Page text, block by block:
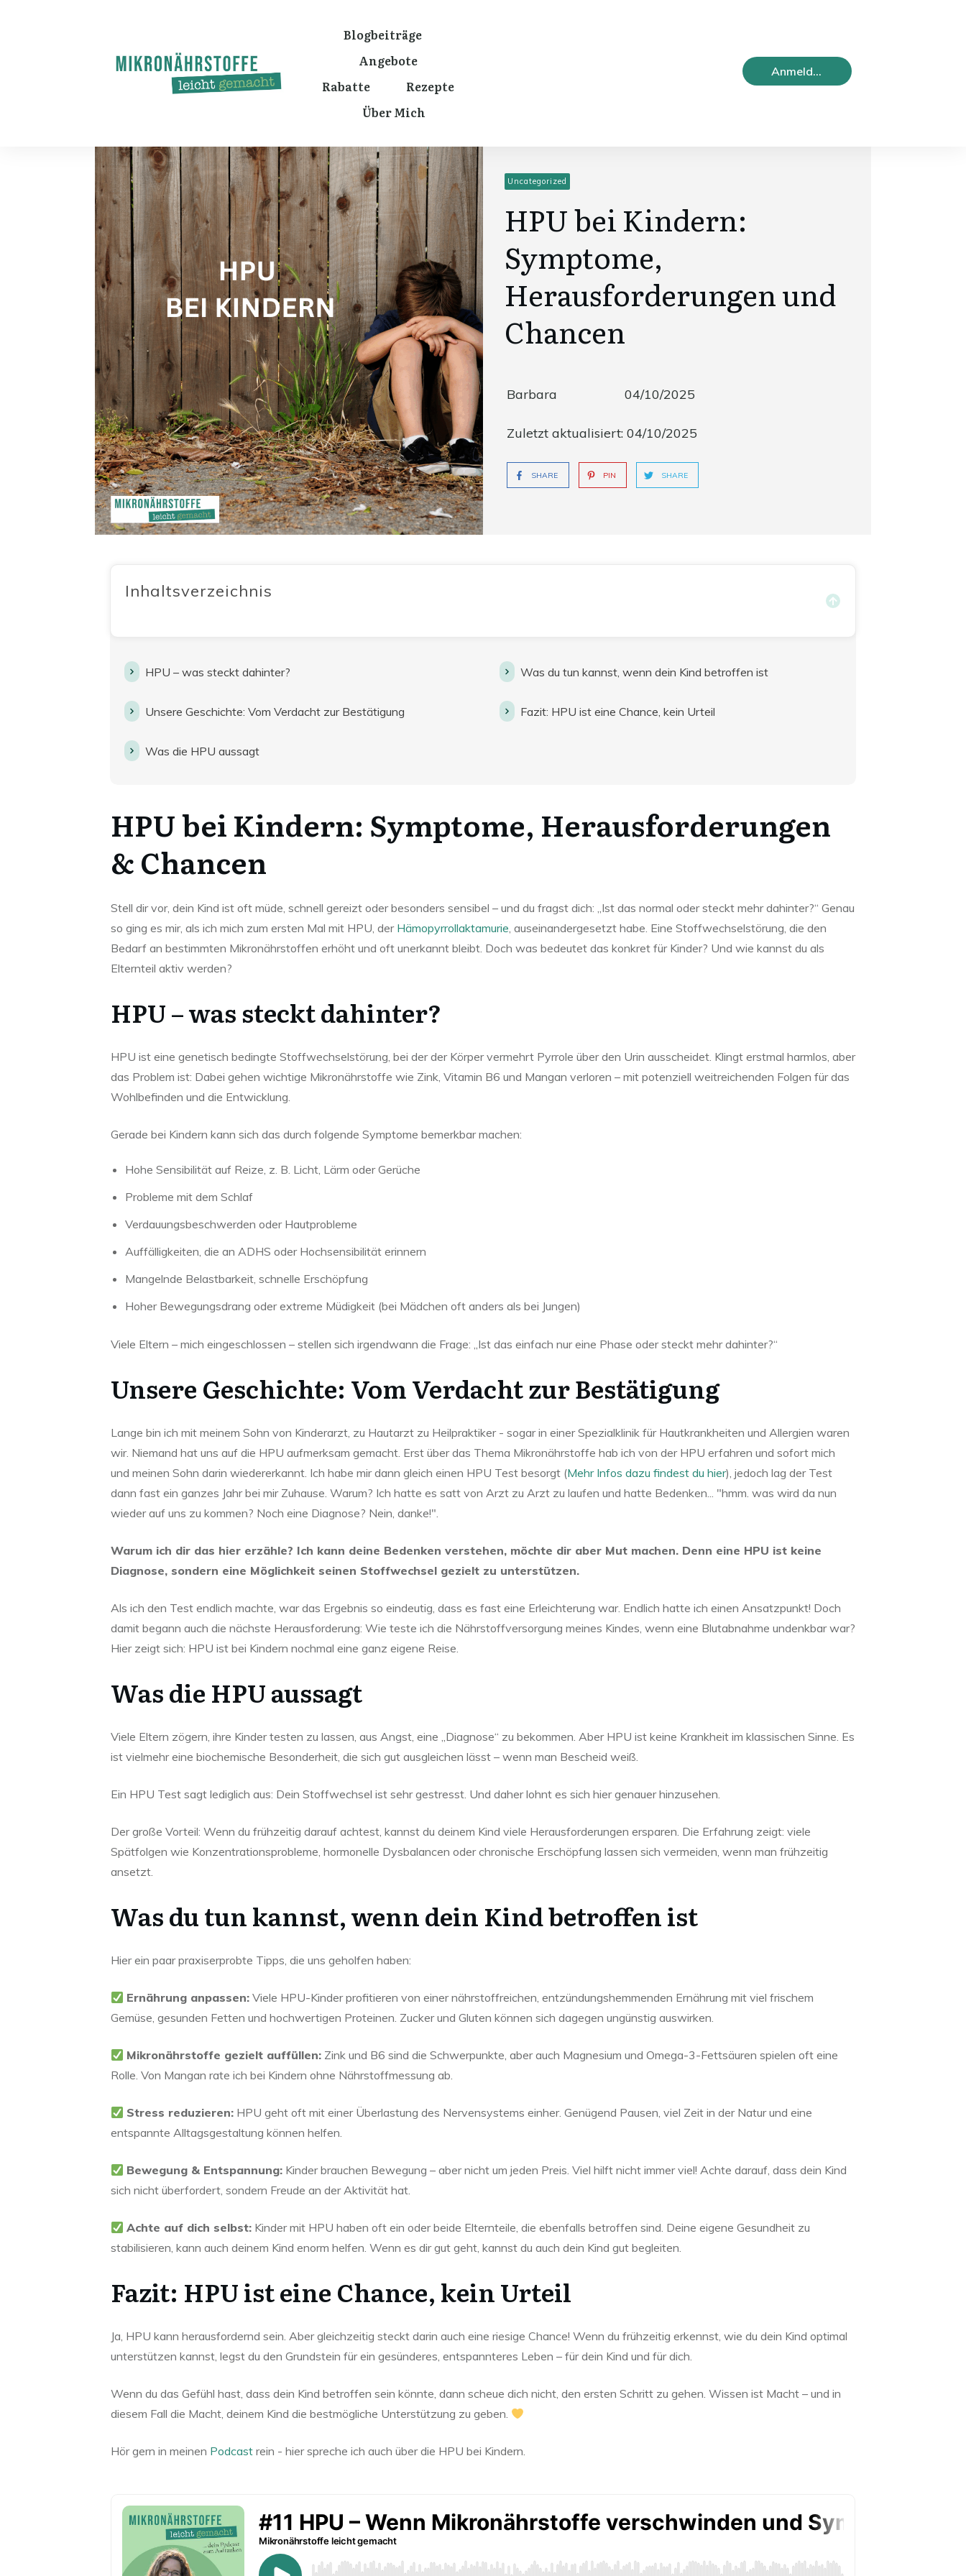
Blogbeiträge
Angebote
Rabatte
Rezepte
Über Mich
Anmelden
Uncategorized
HPU bei Kindern:
Symptome,
Herausforderungen und
Chancen
Barbara 04/10/2025
Zuletzt aktualisiert: 04/10/2025
SHARE PIN SHARE
Inhaltsverzeichnis
HPU – was steckt dahinter?
Unsere Geschichte: Vom Verdacht zur Bestätigung
Was die HPU aussagt
Was du tun kannst, wenn dein Kind betroffen ist
Fazit: HPU ist eine Chance, kein Urteil
HPU bei Kindern: Symptome, Herausforderungen
& Chancen
Stell dir vor, dein Kind ist oft müde, schnell gereizt oder besonders sensibel – und du fragst dich: „Ist das normal oder steckt mehr dahinter?“ Genau
so ging es mir, als ich mich zum ersten Mal mit HPU, der Hämopyrrollaktamurie, auseinandergesetzt habe. Eine Stoffwechselstörung, die den
Bedarf an bestimmten Mikronährstoffen erhöht und oft unerkannt bleibt. Doch was bedeutet das konkret für Kinder? Und wie kannst du als
Elternteil aktiv werden?
HPU – was steckt dahinter?
HPU ist eine genetisch bedingte Stoffwechselstörung, bei der der Körper vermehrt Pyrrole über den Urin ausscheidet. Klingt erstmal harmlos, aber
das Problem ist: Dabei gehen wichtige Mikronährstoffe wie Zink, Vitamin B6 und Mangan verloren – mit potenziell weitreichenden Folgen für das
Wohlbefinden und die Entwicklung.
Gerade bei Kindern kann sich das durch folgende Symptome bemerkbar machen:
Hohe Sensibilität auf Reize, z. B. Licht, Lärm oder Gerüche
Probleme mit dem Schlaf
Verdauungsbeschwerden oder Hautprobleme
Auffälligkeiten, die an ADHS oder Hochsensibilität erinnern
Mangelnde Belastbarkeit, schnelle Erschöpfung
Hoher Bewegungsdrang oder extreme Müdigkeit (bei Mädchen oft anders als bei Jungen)
Viele Eltern – mich eingeschlossen – stellen sich irgendwann die Frage: „Ist das einfach nur eine Phase oder steckt mehr dahinter?“
Unsere Geschichte: Vom Verdacht zur Bestätigung
Lange bin ich mit meinem Sohn von Kinderarzt, zu Hautarzt zu Heilpraktiker - sogar in einer Spezialklinik für Hautkrankheiten und Allergien waren
wir. Niemand hat uns auf die HPU aufmerksam gemacht. Erst über das Thema Mikronährstoffe hab ich von der HPU erfahren und sofort mich
und meinen Sohn darin wiedererkannt. Ich habe mir dann gleich einen HPU Test besorgt (Mehr Infos dazu findest du hier), jedoch lag der Test
dann fast ein ganzes Jahr bei mir Zuhause. Warum? Ich hatte es satt von Arzt zu Arzt zu laufen und hatte Bedenken... "hmm. was wird da nun
wieder auf uns zu kommen? Noch eine Diagnose? Nein, danke!".
Warum ich dir das hier erzähle? Ich kann deine Bedenken verstehen, möchte dir aber Mut machen. Denn eine HPU ist keine
Diagnose, sondern eine Möglichkeit seinen Stoffwechsel gezielt zu unterstützen.
Als ich den Test endlich machte, war das Ergebnis so eindeutig, dass es fast eine Erleichterung war. Endlich hatte ich einen Ansatzpunkt! Doch
damit begann auch die nächste Herausforderung: Wie teste ich die Nährstoffversorgung meines Kindes, wenn eine Blutabnahme undenkbar war?
Hier zeigt sich: HPU ist bei Kindern nochmal eine ganz eigene Reise.
Was die HPU aussagt
Viele Eltern zögern, ihre Kinder testen zu lassen, aus Angst, eine „Diagnose“ zu bekommen. Aber HPU ist keine Krankheit im klassischen Sinne. Es
ist vielmehr eine biochemische Besonderheit, die sich gut ausgleichen lässt – wenn man Bescheid weiß.
Ein HPU Test sagt lediglich aus: Dein Stoffwechsel ist sehr gestresst. Und daher lohnt es sich hier genauer hinzusehen.
Der große Vorteil: Wenn du frühzeitig darauf achtest, kannst du deinem Kind viele Herausforderungen ersparen. Die Erfahrung zeigt: viele
Spätfolgen wie Konzentrationsprobleme, hormonelle Dysbalancen oder chronische Erschöpfung lassen sich vermeiden, wenn man frühzeitig
ansetzt.
Was du tun kannst, wenn dein Kind betroffen ist
Hier ein paar praxiserprobte Tipps, die uns geholfen haben:
Ernährung anpassen: Viele HPU-Kinder profitieren von einer nährstoffreichen, entzündungshemmenden Ernährung mit viel frischem
Gemüse, gesunden Fetten und hochwertigen Proteinen. Zucker und Gluten können sich dagegen ungünstig auswirken.
Mikronährstoffe gezielt auffüllen: Zink und B6 sind die Schwerpunkte, aber auch Magnesium und Omega-3-Fettsäuren spielen oft eine
Rolle. Von Mangan rate ich bei Kindern ohne Nährstoffmessung ab.
Stress reduzieren: HPU geht oft mit einer Überlastung des Nervensystems einher. Genügend Pausen, viel Zeit in der Natur und eine
entspannte Alltagsgestaltung können helfen.
Bewegung & Entspannung: Kinder brauchen Bewegung – aber nicht um jeden Preis. Viel hilft nicht immer viel! Achte darauf, dass dein Kind
sich nicht überfordert, sondern Freude an der Aktivität hat.
Achte auf dich selbst: Kinder mit HPU haben oft ein oder beide Elternteile, die ebenfalls betroffen sind. Deine eigene Gesundheit zu
stabilisieren, kann auch deinem Kind enorm helfen. Wenn es dir gut geht, kannst du auch dein Kind gut begleiten.
Fazit: HPU ist eine Chance, kein Urteil
Ja, HPU kann herausfordernd sein. Aber gleichzeitig steckt darin auch eine riesige Chance! Wenn du frühzeitig erkennst, wie du dein Kind optimal
unterstützen kannst, legst du den Grundstein für ein gesünderes, entspannteres Leben – für dein Kind und für dich.
Wenn du das Gefühl hast, dass dein Kind betroffen sein könnte, dann scheue dich nicht, den ersten Schritt zu gehen. Wissen ist Macht – und in
diesem Fall die Macht, deinem Kind die bestmögliche Unterstützung zu geben.
Hör gern in meinen Podcast rein - hier spreche ich auch über die HPU bei Kindern.